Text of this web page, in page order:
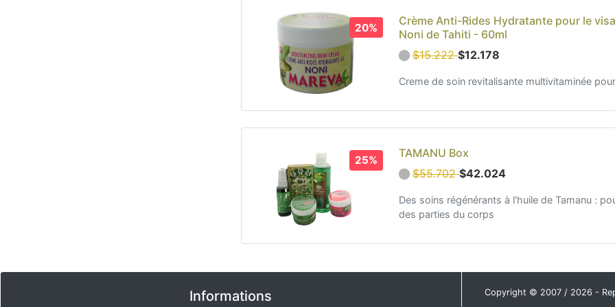
20%
Crème Anti-Rides Hydratante pour le
Noni de Tahiti - 60ml
$15.222$12.178
Creme de soin revitalisante multivitaminée
25%
TAMANU Box
$55.702$42.024
Des soins régénérants à l'huile de Tamanu :
des parties du corps
Informations
Copyright © 2007 / 2026 -